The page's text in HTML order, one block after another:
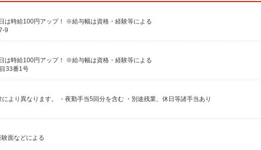
は時給100円アップ！ ※給与幅は資格・経験等による
9
は時給100円アップ！ ※給与幅は資格・経験等による
33番1号
より異なります。 ・夜勤手当5回分を含む ・別途残業、休日等諸手当あり
面などによる